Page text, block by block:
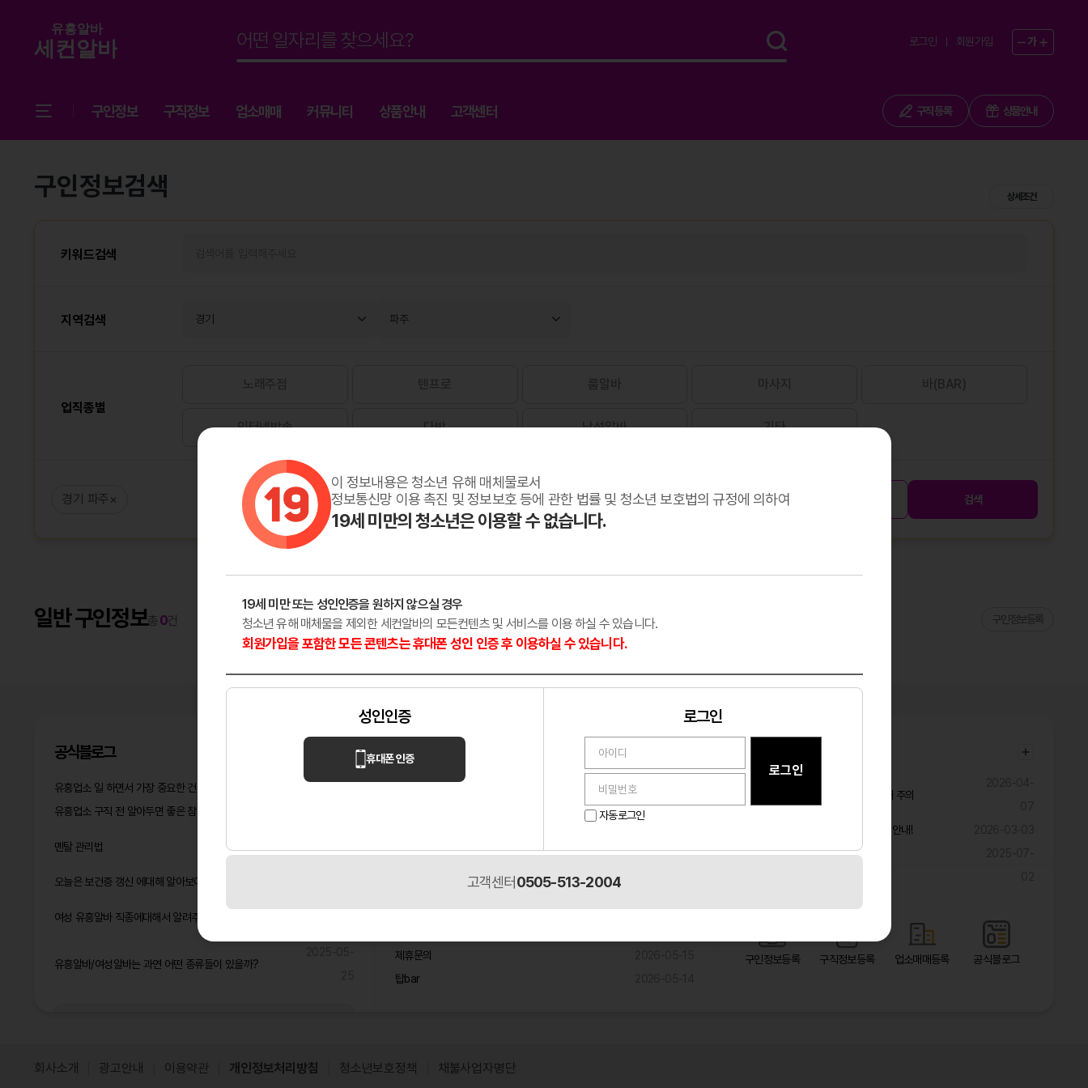
로그인 회원가입 가
구인정보 구직정보 업소매매 커뮤니티 상품안내 고객센터 구직 등록 상품안내
구인정보검색 상세조건
키워드검색
지역검색
업직종별
노래주점 텐프로 룸알바 마사지 바(BAR)
인터넷방송 다방 남성알바 기타
검색
경기 파주×
일반 구인정보총0건 구인정보등록
공식블로그
유흥업소 일 하면서 가장 중요한 건 멘탈 관리다
유흥업소 구직 전 알아두면 좋은 참고사항
멘탈 관리법
05
오늘은 보건증 갱신 에대해 알아보아요^^
유흥알바/여성알바는 과연 어떤 종류들이 있을까?
언니들 이야기
퇴근 30분 전 들어온 손님 하나 때문에 멘탈 나간 밤
2026-05-14
알바하다가 단골 생겼는데, 이게 맞나 싶었던 이야기
2026-05-10
02
제휴문의
탑bar
불법ㆍ과장 구인광고 및 취업사기 피해 주의
구직자 대상 해외 취업 관련 피해 예방 안내!
구인정보등록 구직정보등록 업소매매등록 공식블로그
회사소개 광고안내 이용약관 개인정보처리방침 청소년보호정책 채불사업자명단
이 정보내용은 청소년 유해 매체물로서
정보통신망 이용 촉진 및 정보보호 등에 관한 법률 및 청소년 보호법의 규정에 의하여
19세 미만의 청소년은 이용할 수 없습니다.
19세 미만 또는 성인인증을 원하지 않으실 경우
청소년 유해 매체물을 제외한 세컨알바의 모든컨텐츠 및 서비스를 이용 하실 수 있습니다.
회원가입을 포함한 모든 콘텐츠는 휴대폰 성인 인증 후 이용하실 수 있습니다.
성인인증
휴대폰 인증
로그인
자동로그인
고객센터0505-513-2004